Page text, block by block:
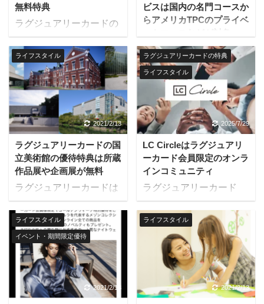
無料特典
ラグジュアリーカードの
うち、ブラックカード、
ゴールドカードには、東
京国立近代美術館、国立
新美術館での企画展が無
料になる特典がありま
す。 対象施設は東京国立
近代美術館（美術館・工
芸館）、国立新美術館で
す。 ラグジュアリーカー
ド ゴールド： 会期中い
つでも同伴者1名まで無
料 ラグジュアリーカード
日限定で同伴者1名まで
無料 数ヶ月に一度企画展
は入れ替わるので、通年
を通して多様な芸術を楽
しめます。 企画展はスマ
ホアプリで確認可能 開催
ビスは国内の名門コースか
らアメリカTPCのプライベ
ラグジュアリーカードの
名門ゴルフ場優待・予約
サービスでは、国内の名
門コースからアメリカ
TPCのプライベートコー
スなど、クラブ会員以外
は通常ラウンドできない
名門コースを予約できま
す。 利用方法、有効期限
等最新情報はMastercard
公式ホームページで確認
ス：Mastercard ホームペ
ージ 国内名門コース：
Mastercard ホームページ
本サービスは、
Mastercardが提供するサ
ービスであり、予告なく
ライフスタイル
2021/2/13
ラグジュアリーカードの国
立美術館の優待特典は所蔵
作品展や企画展が無料
ラグジュアリーカードは
国立美術館でお得な優待
特典を受けられます。 提
携国立美術館の所蔵作品
展を会員と同伴者1名ま
で無料で何度でも鑑賞で
きます。さらにGold
Card会員、Black Card会
員は企画展も同伴者1名
ラグジュアリーカードの特典
ライフスタイル
2025/7/29
LC Circleはラグジュアリ
ーカード会員限定のオンラ
インコミュニティ
ラグジュアリーカード
は、2023年3月に業界初
のオンラインコミュニテ
ィ「LC Circle」を立ち上
げました。 これは、ラグ
ジュアリーカード会員限
定のエクスクルーシブな
コミュニティであり、会
員同士が交流や情報交
ライフスタイル
イベント・期間限定優待
2021/2/13
ライフスタイル
2021/2/13